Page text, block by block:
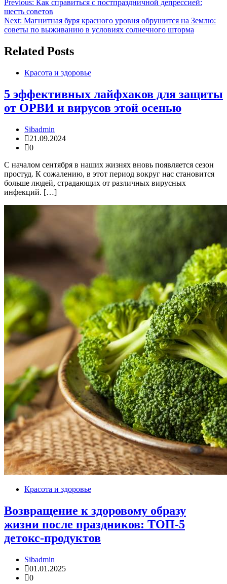
Навигация
по
записям
Previous: Как справиться с постпраздничной депрессией:
шесть советов
Next: Магнитная буря красного уровня обрушится на Землю:
советы по выживанию в условиях солнечного шторма
Related Posts
Красота и здоровье
5 эффективных лайфхаков для защиты
от ОРВИ и вирусов этой осенью
Sibadmin
21.09.2024
0
С началом сентября в наших жизнях вновь появляется сезон
простуд. К сожалению, в этот период вокруг нас становится
больше людей, страдающих от различных вирусных
инфекций. […]
Красота и здоровье
Возвращение к здоровому образу
жизни после праздников: ТОП-5
детокс-продуктов
Sibadmin
01.01.2025
0